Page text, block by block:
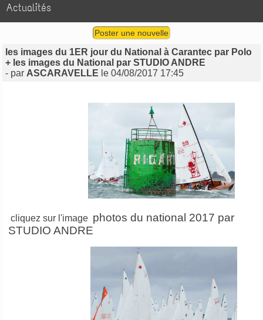
Actualités
Poster une nouvelle
les images du 1ER jour du National à Carantec par Polo
+ les images du National par STUDIO ANDRE
- par ASCARAVELLE le 04/08/2017 17:45
cliquez sur l'image photos du national 2017 par
STUDIO ANDRE